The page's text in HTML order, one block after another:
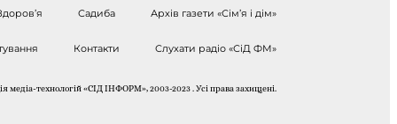
Садиба Архів газети «Сім’я і дім»
Контакти Слухати радіо «СіД ФМ»
медіа-технологій «СІД ІНФОРМ», 2003-2023 . Усі права захищені.